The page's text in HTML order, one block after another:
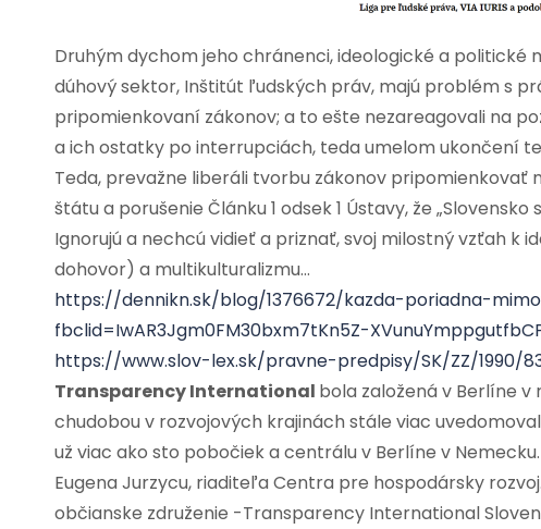
Druhým dychom jeho chránenci, ideologické a
dúhový sektor, Inštitút ľudských práv, majú problém s
pripomienkovaní zákonov; a to ešte nezareagovali na
a ich ostatky po interrupciách, teda umelom ukončení
Teda, prevažne liberáli tvorbu zákonov pripomienkovať
štátu a porušenie Článku 1 odsek 1 Ústavy, že
Ignorujú a nechcú vidieť a priznať, svoj milostný vzťah k
dohovor) a multikulturalizmu…
https://dennikn.sk/blog/1376672/kazda-poriadna-
fbclid=IwAR3Jgm0FM30bxm7tKn5Z-
https://www.slov-lex.sk/pravne-predpisy/SK/ZZ/1990/
Transparency International bola založená v Berlíne v
chudobou v rozvojových krajinách stále viac
už viac ako sto pobočiek a centrálu v Berlíne v
Eugena Jurzycu, riaditeľa Centra pre hospodársky
občianske združenie -Transparency International